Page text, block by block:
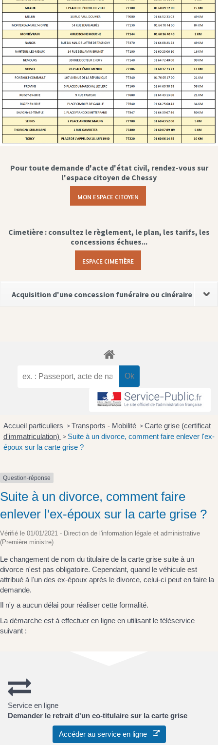
Pour toute demande d'acte d'état civil, rendez-vous sur
l'espace citoyen de Chessy
MON ESPACE CITOYEN
Cimetière : consultez le règlement, le plan, les tarifs, les
concessions échues...
ESPACE CIMETIÈRE
Acquisition d'une concession funéraire ou cinéraire
Accueil particuliers > Transports - Mobilité > Carte grise (certificat
d'immatriculation) > Suite à un divorce, comment faire enlever l'ex-
époux sur la carte grise ?
Question-réponse
Suite à un divorce, comment faire
enlever l'ex-époux sur la carte grise ?
Vérifié le 01/01/2021 - Direction de l'information légale et administrative
(Première ministre)
Le changement de nom du titulaire de la carte grise suite à un
divorce n'est pas obligatoire. Cependant, quand le véhicule est
attribué à l'un des ex-époux après le divorce, celui-ci peut en faire la
demande.
Il n'y a aucun délai pour réaliser cette formalité.
La démarche est à effectuer en ligne en utilisant le téléservice
suivant :
Service en ligne
Demander le retrait d'un co-titulaire sur la carte grise
Accéder au service en ligne